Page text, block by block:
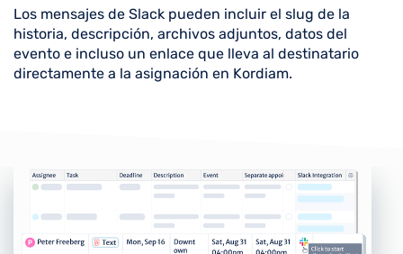
Los mensajes de Slack pueden incluir el slug de la
historia, descripción, archivos adjuntos, datos del
evento e incluso un enlace que lleva al destinatario
directamente a la asignación en Kordiam.